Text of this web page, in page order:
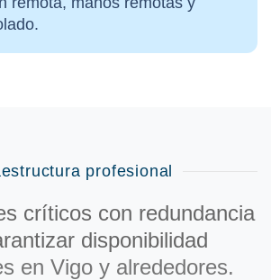
profesional
críticos con redundancia
disponibilidad
en Vigo y alrededores.